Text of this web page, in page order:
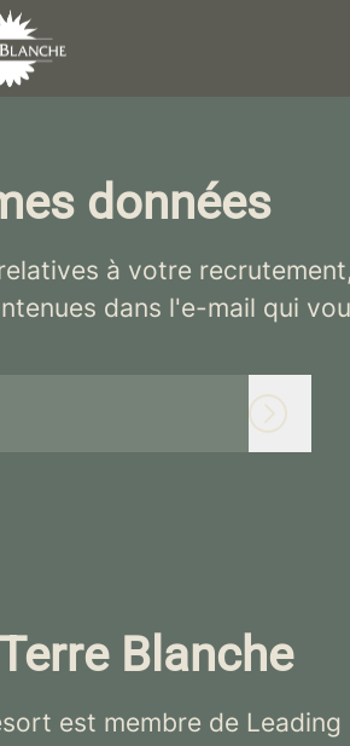
données
à votre
dans l'e-mail qui
Blanche
est membre de Leading